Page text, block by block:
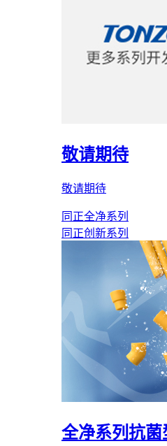
敬请期待
敬请期待
同正全净系列
同正创新系列
全净系列抗菌